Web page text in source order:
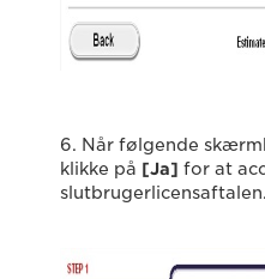
6. Når følgende
klikke på [Ja] for at
slutbrugerlicensaftalen.